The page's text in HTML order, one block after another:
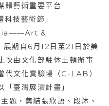
體藝術重要平台
技藝術節」
&
期自6月12日至21日於美
次由文化部駐休士頓辦事
代文化實驗場（C-LAB）
臺灣展演計畫」
題，集結張欣語、段沐、